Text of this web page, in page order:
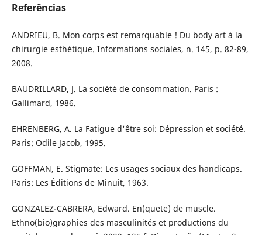
Referências
ANDRIEU, B. Mon corps est remarquable ! Du body art à la
chirurgie esthétique. Informations sociales, n. 145, p. 82-89,
2008.
BAUDRILLARD, J. La société de consommation. Paris :
Gallimard, 1986.
EHRENBERG, A. La Fatigue d'être soi: Dépression et société.
Paris: Odile Jacob, 1995.
GOFFMAN, E. Stigmate: Les usages sociaux des handicaps.
Paris: Les Éditions de Minuit, 1963.
GONZALEZ-CABRERA, Edward. En(quete) de muscle.
Ethno(bio)graphies des masculinités et productions du